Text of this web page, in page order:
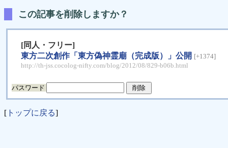
この記事を削除しますか？
[同人・フリー]
東方二次創作「東方偽神霊廟（完成版）」公開 [+1374]
http://th-jss.cocolog-nifty.com/blog/2012/08/829-b06b.html
パスワード
[ トップに戻る]